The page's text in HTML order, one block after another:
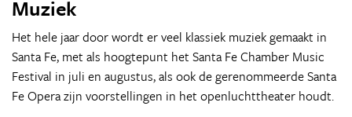
Muziek
Het hele jaar door wordt er veel klassiek muziek gemaakt in
Santa Fe, met als hoogtepunt het Santa Fe Chamber Music
Festival in juli en augustus, als ook de gerenommeerde Santa
Fe Opera zijn voorstellingen in het openluchttheater houdt.